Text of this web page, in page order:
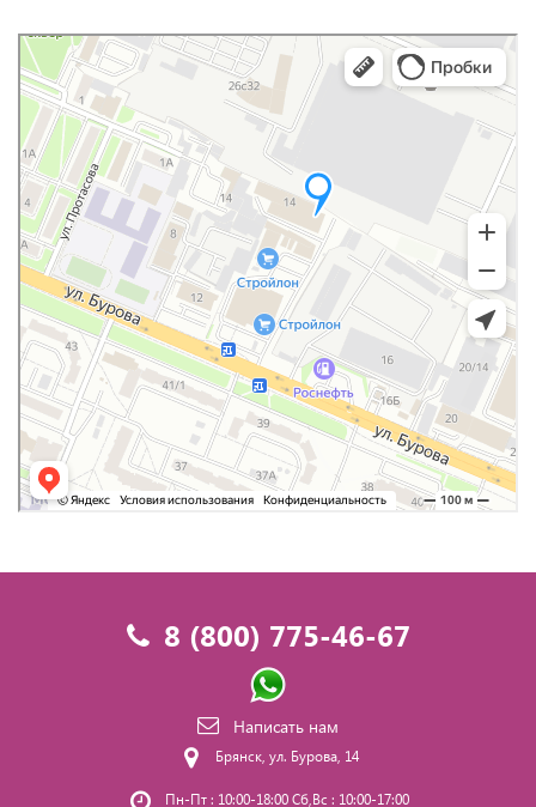
8 (800) 775-46-67
Написать нам
Брянск, ул. Бурова, 14
Пн-Пт : 10:00-18:00 Сб,Вс : 10:00-17:00